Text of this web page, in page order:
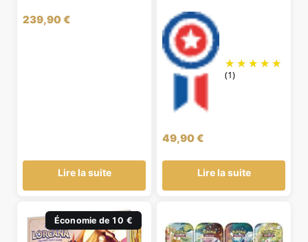
239,90€
Lire la suite
(1)
49,90€
Lire la suite
Économie de 10 €